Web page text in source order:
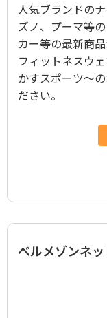
人気ブランドの
ズノ、プーマ等
カー等の最新商
フィットネスウ
かすスポーツ～
ださい。
ベルメゾンネッ